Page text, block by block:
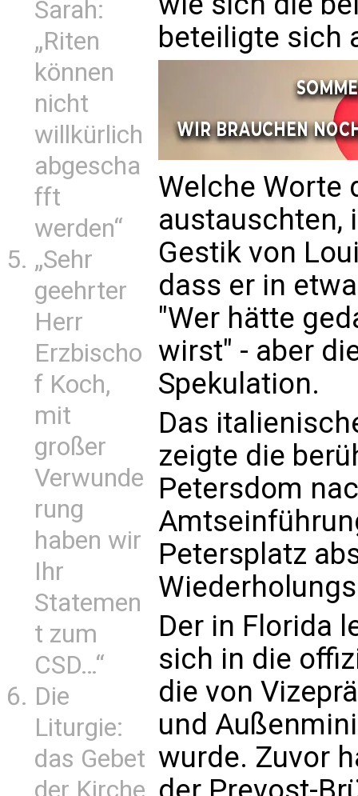
Sarah:
„Riten
können
nicht
willkürlich
abgescha
fft
werden“
„Sehr
geehrter
Herr
Erzbischo
f Koch,
mit
großer
Verwunde
rung
haben wir
Ihr
Statemen
t zum
CSD…“
Die
Liturgie:
das Gebet
der Kirche
beteiligte sich
Welche Worte
austauschten,
Gestik von
dass er in
"Wer hätte
wirst" - aber
Spekulation.
Das
zeigte die
Petersdom
Petersplatz
Der in Florida
sich in die
die von
und
wurde. Zuvor